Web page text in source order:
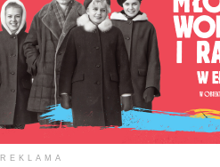
REKLAMA